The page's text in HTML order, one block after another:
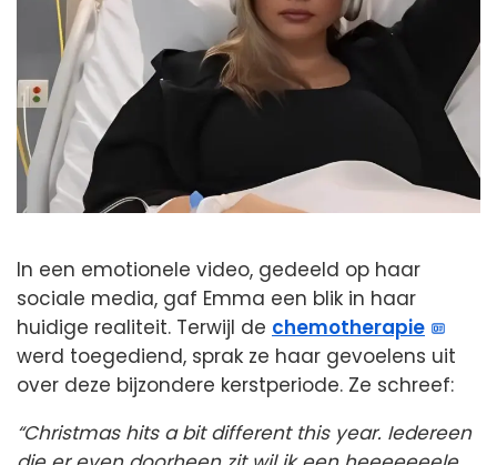
In een emotionele video, gedeeld op haar
sociale media, gaf Emma een blik in haar
huidige realiteit. Terwijl de chemotherapie
werd toegediend, sprak ze haar gevoelens uit
over deze bijzondere kerstperiode. Ze schreef:
“Christmas hits a bit different this year. Iedereen